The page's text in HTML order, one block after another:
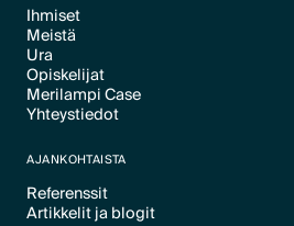
Ihmiset
Text Link
Meistä
Text Link
Ura
Text Link
Opiskelijat
Text Link
Merilampi Case
Text Link
Yhteystiedot
AJANKOHTAISTA
Referenssit
Text Link
Artikkelit ja blogit